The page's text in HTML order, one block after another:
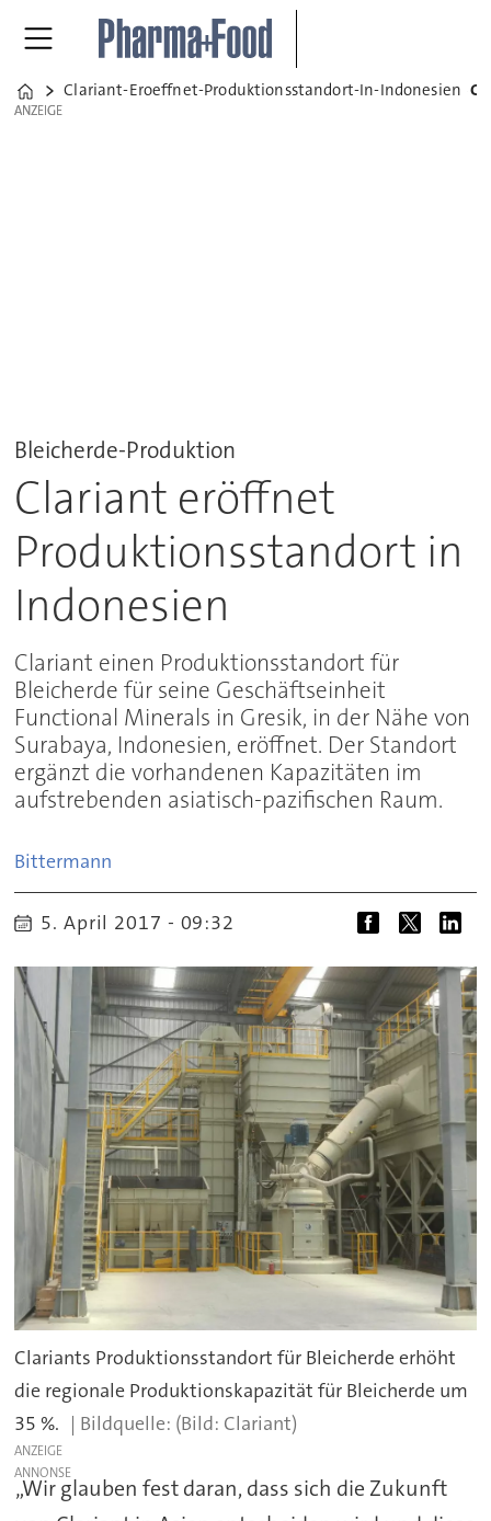
Home
Clariant-Eroeffnet-Produktionsstandort-In-Indonesien
ANZEIGE
ANZEIGE
Bleicherde-Produktion
Clariant eröffnet
Produktionsstandort in
Indonesien
Clariant einen Produktionsstandort für
Bleicherde für seine Geschäftseinheit
Functional Minerals in Gresik, in der Nähe von
Surabaya, Indonesien, eröffnet. Der Standort
ergänzt die vorhandenen Kapazitäten im
aufstrebenden asiatisch-pazifischen Raum.
Bittermann
5. April 2017 - 09:32
Clariants Produktionsstandort für Bleicherde erhöht
die regionale Produktionskapazität für Bleicherde um
35 %.
(Bild: Clariant)
ANZEIGE
„Wir glauben fest daran, dass sich die Zukunft